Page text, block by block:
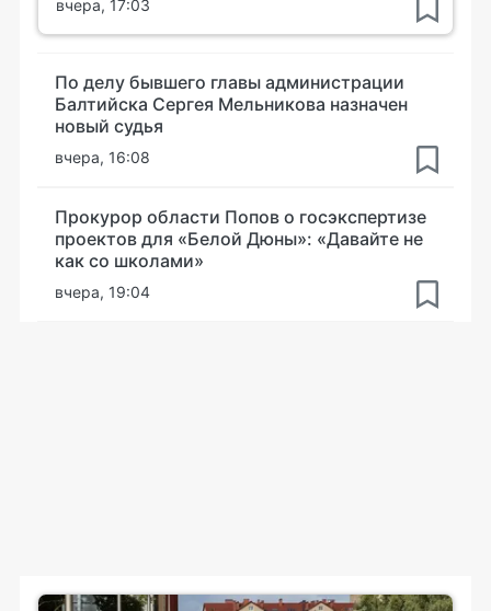
вчера, 17:03
По делу бывшего главы администрации
Балтийска Сергея Мельникова назначен
новый судья
вчера, 16:08
Прокурор области Попов о госэкспертизе
проектов для «Белой Дюны»: «Давайте не
как со школами»
вчера, 19:04